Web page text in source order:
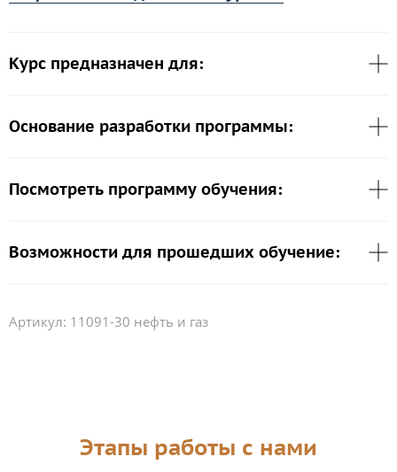
Курс предназначен для:
Основание разработки программы:
Посмотреть программу обучения:
Возможности для прошедших обучение:
Артикул: 11091-30 нефть и газ
Этапы работы с нами